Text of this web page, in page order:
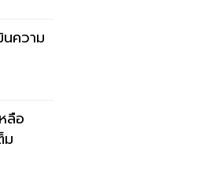
ความ
ลือ
ม